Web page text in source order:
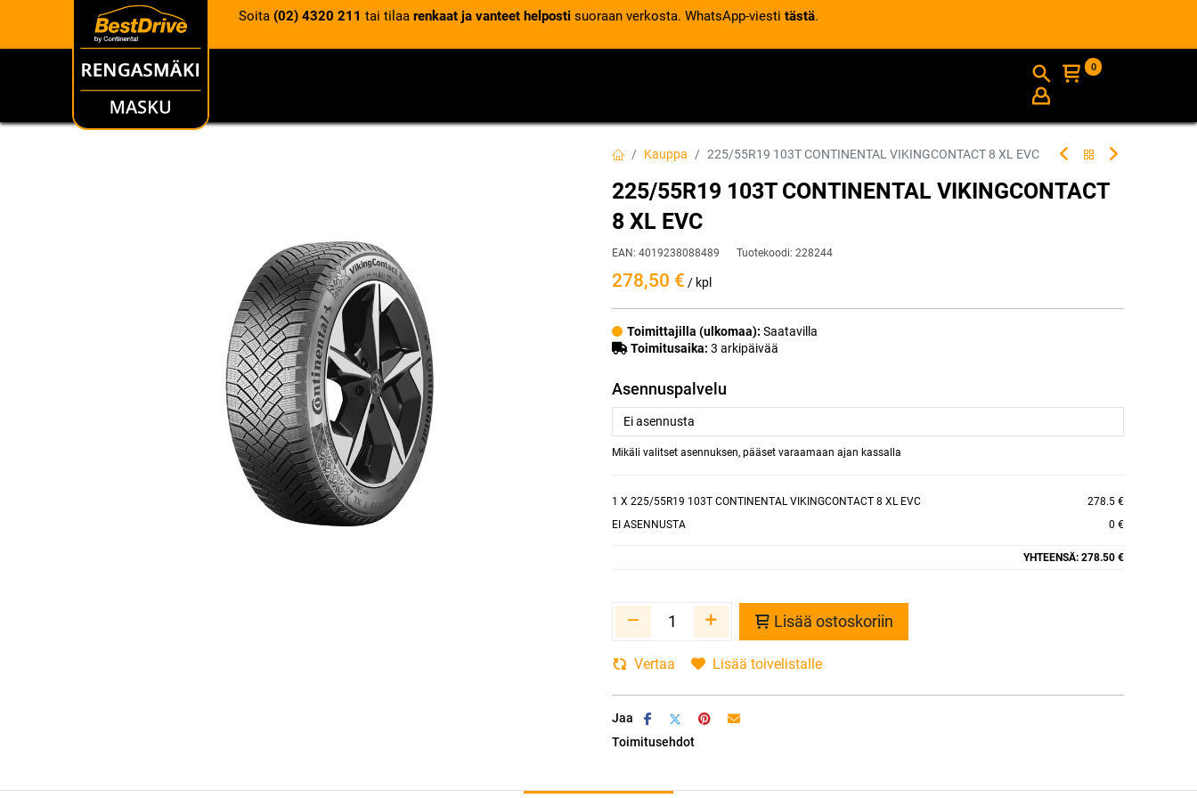
Soita (02) 4320 211 tai tilaa renkaat ja vanteet helposti suoraan verkosta. WhatsApp-viesti tästä.
RENKAAT INFO
0
Kauppa 225/55R19 103T CONTINENTAL VIKINGCONTACT 8 XL EVC
225/55R19 103T CONTINENTAL VIKINGCONTACT
8 XL EVC
EAN: 4019238088489 Tuotekoodi: 228244
278,50 € / kpl
Toimittajilla (ulkomaa): Saatavilla
Toimitusaika: 3 arkipäivää
Asennuspalvelu
Mikäli valitset asennuksen, pääset varaamaan ajan kassalla
1 X 225/55R19 103T CONTINENTAL VIKINGCONTACT 8 XL EVC
278.5 €
EI ASENNUSTA
0 €
YHTEENSÄ: 278.50 €
Lisää ostoskoriin
Vertaa Lisää toivelistalle
Jaa
Toimitusehdot